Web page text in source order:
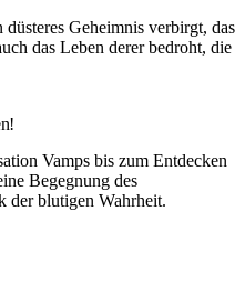
Geheimnis verbirgt, das
das Leben derer bedroht, die
Vamps bis zum Entdecken
Begegnung des
der blutigen Wahrheit.